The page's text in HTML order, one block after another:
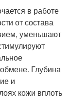
в работе
от состава
уменьшают
Глубина
и
кожи вплоть